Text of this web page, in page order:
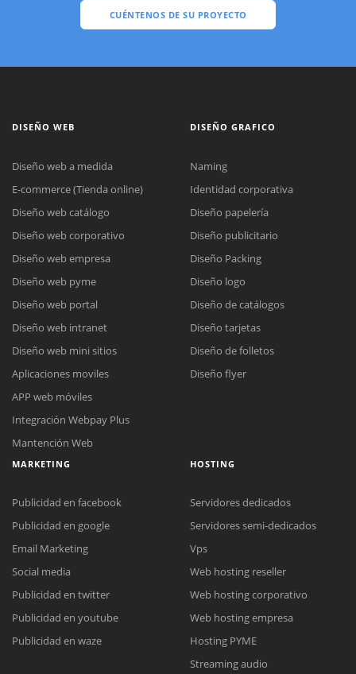
CUÉNTENOS DE SU PROYECTO
Reunión online
Meet para la reunión online.
Cotización
Chat Online
Todos nuestros ejecutivos están fuera de línea. Complete el formulario
DISEÑO WEB
Diseño web a medida
E-commerce (Tienda online)
Diseño web catálogo
Diseño web corporativo
Diseño web empresa
Diseño web pyme
Diseño web portal
Diseño web intranet
Diseño web mini sitios
Aplicaciones moviles
APP web móviles
Integración Webpay Plus
Mantención Web
DISEÑO GRAFICO
Naming
Identidad corporativa
Diseño papelería
Diseño publicitario
Diseño Packing
Diseño logo
Diseño de catálogos
Diseño tarjetas
Diseño de folletos
Diseño flyer
MARKETING
Publicidad en facebook
Publicidad en google
Email Marketing
Social media
Publicidad en twitter
Publicidad en youtube
Publicidad en waze
HOSTING
Servidores dedicados
Servidores semi-dedicados
Vps
Web hosting reseller
Web hosting corporativo
Web hosting empresa
Hosting PYME
Streaming audio